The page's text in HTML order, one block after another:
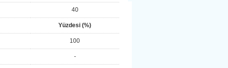
40
Yüzdesi (%)
100
-